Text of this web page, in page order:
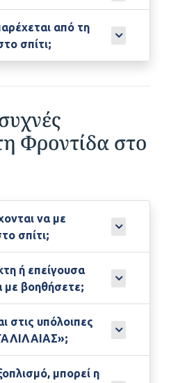
από τη
σπίτι;
Φροντίδα στο
να με
σπίτι;
ή επείγουσα
με βοηθήσετε;
στις υπόλοιπες
μπορεί η